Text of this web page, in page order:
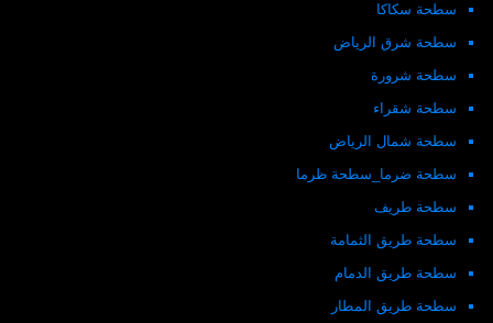
سطحة سكاكا
سطحة شرق الرياض
سطحة شرورة
سطحة شقراء
سطحة شمال الرياض
سطحة ضرما_سطحة ظرما
سطحة طريف
سطحة طريق الثمامة
سطحة طريق الدمام
سطحة طريق المطار